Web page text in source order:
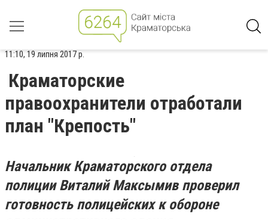
11:10, 19 липня 2017 р.
Краматорские
правоохранители отработали
план "Крепость"
Начальник Краматорского отдела
полиции Виталий Максымив проверил
готовность полицейских к обороне